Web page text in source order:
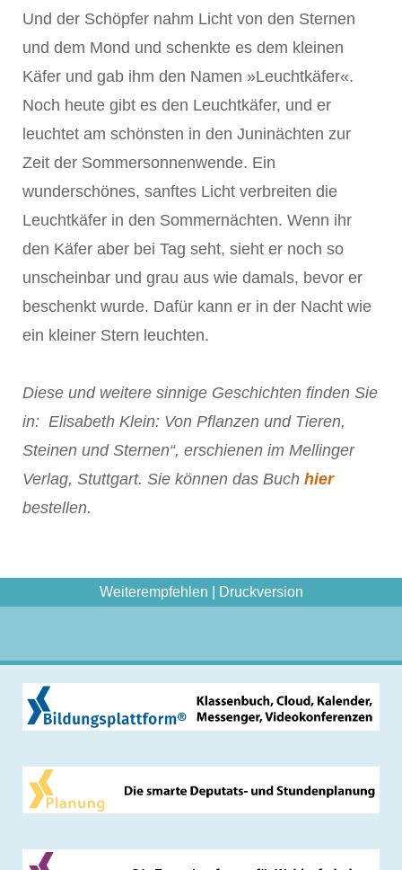
Und der Schöpfer nahm Licht von den Sternen
und dem Mond und schenkte es dem kleinen
Käfer und gab ihm den Namen »Leuchtkäfer«.
Noch heute gibt es den Leuchtkäfer, und er
leuchtet am schönsten in den Juninächten zur
Zeit der Sommersonnenwende. Ein
wunderschönes, sanftes Licht verbreiten die
Leuchtkäfer in den Sommernächten. Wenn ihr
den Käfer aber bei Tag seht, sieht er noch so
unscheinbar und grau aus wie damals, bevor er
beschenkt wurde. Dafür kann er in der Nacht wie
ein kleiner Stern leuchten.
Diese und weitere sinnige Geschichten finden Sie
in: Elisabeth Klein: Von Pflanzen und Tieren,
Steinen und Sternen“, erschienen im Mellinger
Verlag, Stuttgart. Sie können das Buch hier
bestellen.
Weiterempfehlen Druckversion